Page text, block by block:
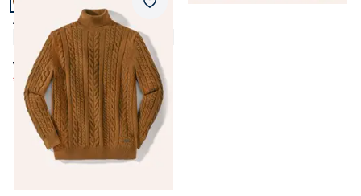
Aran-Zopfpullover
4,7 (41)
ab € 119,99
€ 59,99 (-50%)
Merkzettel